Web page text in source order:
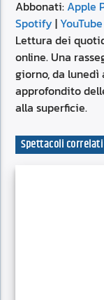
YouTube
RSS FEED
LINK
EMBED
Abbonati:Apple
Spotify | YouTube
Lettura dei
online. Una
giorno, da lunedì
approfondito
alla superficie.
Spettacoli correlati